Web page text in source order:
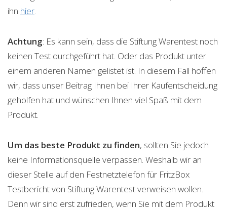
ihn hier.
Achtung: Es kann sein, dass die Stiftung Warentest noch
keinen Test durchgeführt hat. Oder das Produkt unter
einem anderen Namen gelistet ist. In diesem Fall hoffen
wir, dass unser Beitrag Ihnen bei Ihrer Kaufentscheidung
geholfen hat und wünschen Ihnen viel Spaß mit dem
Produkt.
Um das beste Produkt zu finden, sollten Sie jedoch
keine Informationsquelle verpassen. Weshalb wir an
dieser Stelle auf den Festnetztelefon für FritzBox
Testbericht von Stiftung Warentest verweisen wollen.
Denn wir sind erst zufrieden, wenn Sie mit dem Produkt